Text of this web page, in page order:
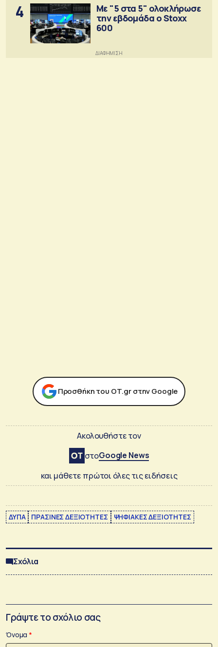
4
Με "5 στα 5" ολοκλήρωσε
την εβδομάδα ο Stoxx
600
Προσθήκη του ΟΤ.gr στην Google
Ακολουθήστε τον
στοGoogle News
και μάθετε πρώτοι όλες τις ειδήσεις
ΔΥΠΑ ΠΡΑΣΙΝΕΣ ΔΕΞΙΟΤΗΤΕΣ ΨΗΦΙΑΚΕΣ ΔΕΞΙΟΤΗΤΕΣ
Σχόλια
Γράψτε το σχόλιο σας
Όνομα